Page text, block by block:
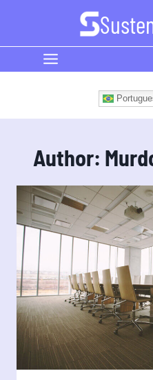
content
Author: